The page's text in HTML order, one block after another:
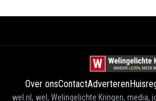
Over onsContactAdverteren
wel.nl, wel, Welingelichte Kringen, media,